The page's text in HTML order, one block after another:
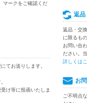
マークをご確認くだ
てお送りします。
け等に投函いたしま
返品
返品・交
に限るも
お問い合
ださい。
詳しくは
お
ご不明点